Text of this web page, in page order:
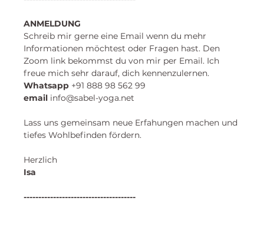
ANMELDUNG
Schreib mir gerne eine Email wenn du mehr
Informationen möchtest oder Fragen hast. Den
Zoom link bekommst du von mir per Email. Ich
freue mich sehr darauf, dich kennenzulernen.
​Whatsapp +91 888 98 562 99
email info@sabel-yoga.net
Lass uns gemeinsam neue Erfahungen machen und
tiefes Wohlbefinden fördern.
Herzlich
Isa
--------------------------------------